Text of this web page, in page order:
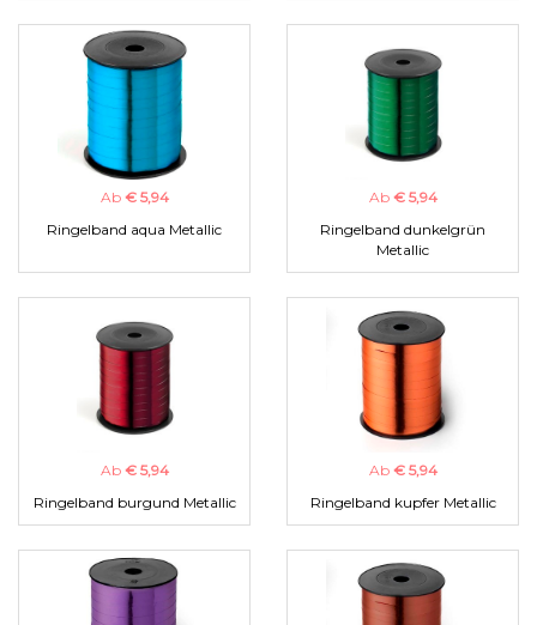
Ab € 5,94
Ringelband aqua Metallic
Ab € 5,94
Ringelband dunkelgrün
Metallic
Ab € 5,94
Ringelband burgund Metallic
Ab € 5,94
Ringelband kupfer Metallic